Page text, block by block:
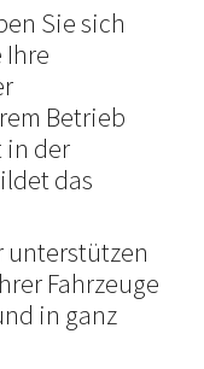
Sie sich
Ihre
Betrieb
in der
das
unterstützen
Fahrzeuge
in ganz